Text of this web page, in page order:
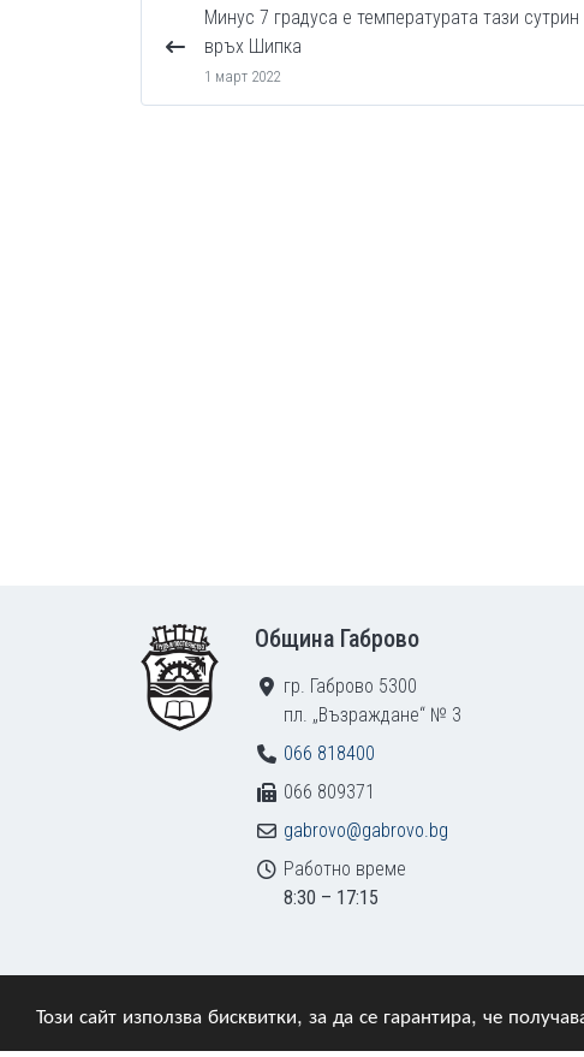
Този сайт използва бисквитки, за да се гарантира, че
Минус 7 градуса е температурата тази сутрин
връх Шипка
1 март 2022
Община Габрово
гр. Габрово 5300
пл. „Възраждане“ № 3
066 818400
066 809371
gabrovo@gabrovo.bg
Работно време
8:30 – 17:15
© 2009–2026 Община Габрово. Всички права